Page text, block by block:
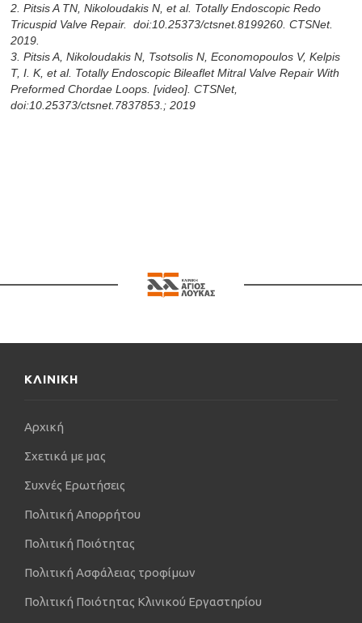
2. Pitsis A TN, Nikoloudakis N, et al. Totally Endoscopic Redo
Tricuspid Valve Repair. doi:10.25373/ctsnet.8199260. CTSNet.
2019.
3. Pitsis A, Nikoloudakis N, Tsotsolis N, Economopoulos V, Kelpis
T, I. K, et al. Totally Endoscopic Bileaflet Mitral Valve Repair With
Preformed Chordae Loops. [video]. CTSNet,
doi:10.25373/ctsnet.7837853.; 2019
ΚΛΙΝΙΚΗ
Αρχική
Σχετικά με μας
Συχνές Ερωτήσεις
Πολιτική Απορρήτου
Πολιτική Ποιότητας
Πολιτική Ασφάλειας τροφίμων
Πολιτική Ποιότητας Κλινικού Εργαστηρίου